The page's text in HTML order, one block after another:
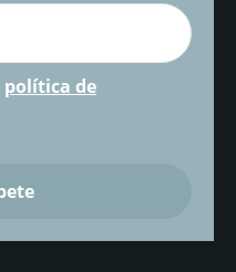
política de